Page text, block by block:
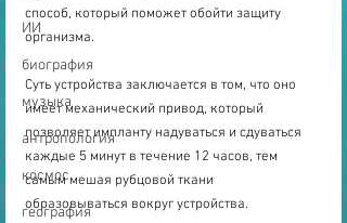
ИИ
биография
музыка
антропология
космос
география
способ, который поможет обойти защиту
организма.
Суть устройства заключается в том, что оно
имеет механический привод, который
позволяет импланту надуваться и сдуваться
каждые 5 минут в течение 12 часов, тем
самым мешая рубцовой ткани
образовываться вокруг устройства.